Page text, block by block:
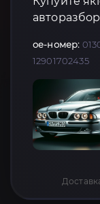
oe-номер:
12901702435